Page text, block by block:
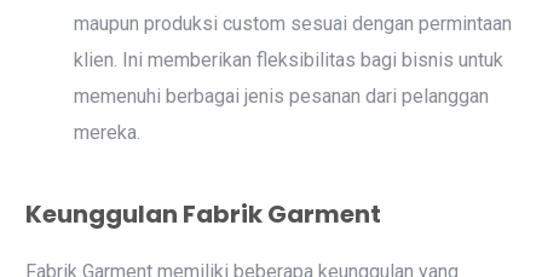
maupun produksi custom sesuai dengan permintaan
klien. Ini memberikan fleksibilitas bagi bisnis untuk
memenuhi berbagai jenis pesanan dari pelanggan
mereka.
Keunggulan Fabrik Garment
Fabrik Garment memiliki beberapa keunggulan yang